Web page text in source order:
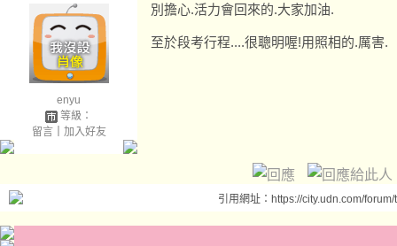
enyu
等級：
留言｜ 加入好友
別擔心.活力會回來的.大家加油.
至於段考行程....很聰明喔!用照相的.厲害.
引用網址：https://city.udn.com/